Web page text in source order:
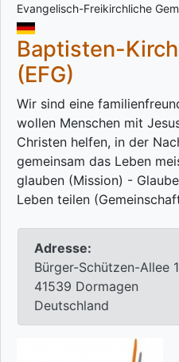
Evangelisch-Freikirchliche
Baptisten-
(EFG)
Wir sind eine
wollen Menschen mit
Christen helfen, in der
gemeinsam das Leben
glauben (Mission) -
Leben teilen
Adresse:
Bürger-Schützen-Allee 1
41539 Dormagen
Deutschland